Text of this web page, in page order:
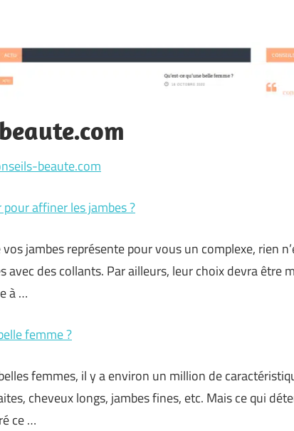
beaute.com
affiner les jambes ?
jambes représente pour vous un complexe, rien
avec des collants. Par ailleurs, leur choix devra être
à …
femme ?
belles femmes, il y a environ un million de
cheveux longs, jambes fines, etc. Mais ce qui
ce …